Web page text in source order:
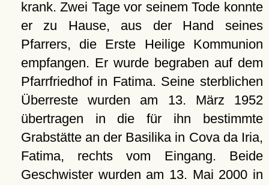
krank. Zwei Tage vor seinem Tode konnte
er zu Hause, aus der Hand seines
Pfarrers, die Erste Heilige Kommunion
empfangen. Er wurde begraben auf dem
Pfarrfriedhof in Fatima. Seine sterblichen
Überreste wurden am 13. März 1952
übertragen in die für ihn bestimmte
Grabstätte an der Basilika in Cova da Iria,
Fatima, rechts vom Eingang. Beide
Geschwister wurden am 13. Mai 2000 in